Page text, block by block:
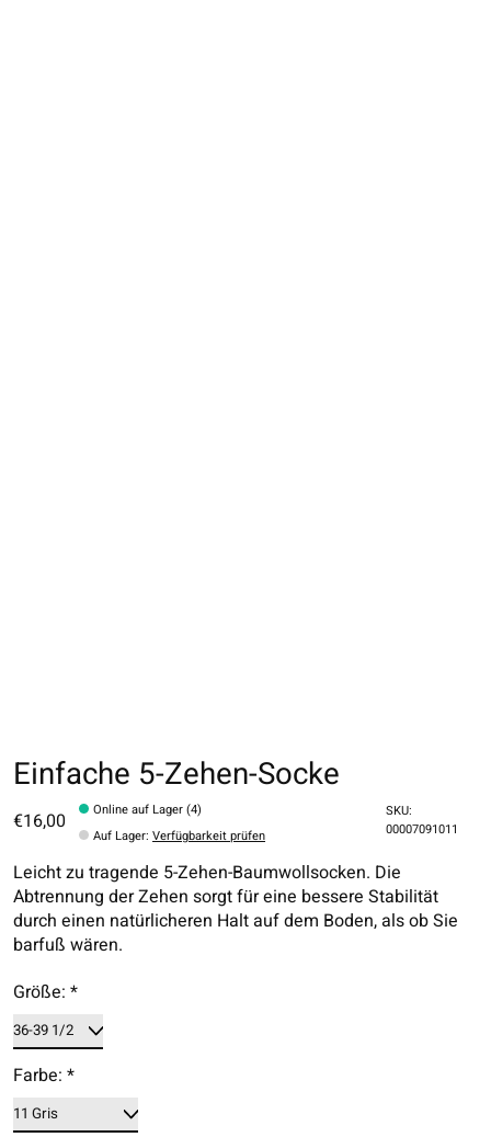
Einfache 5-Zehen-Socke
€16,00
Online auf Lager (4)
Auf Lager:Verfügbarkeit prüfen
SKU:
00007091011
Leicht zu tragende 5-Zehen-Baumwollsocken. Die
Abtrennung der Zehen sorgt für eine bessere Stabilität
durch einen natürlicheren Halt auf dem Boden, als ob Sie
barfuß wären.
Größe: *
Farbe: *